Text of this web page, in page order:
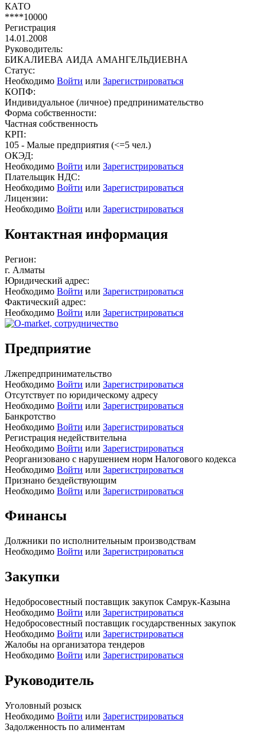
КАТО
****10000
Регистрация
14.01.2008
Руководитель:
БИКАЛИЕВА АИДА АМАНГЕЛЬДИЕВНА
Статус:
Необходимо Войти или Зарегистрироваться
КОПФ:
Индивидуальное (личное) предпринимательство
Форма собственности:
Частная собственность
КРП:
105 - Малые предприятия (<=5 чел.)
ОКЭД:
Необходимо Войти или Зарегистрироваться
Плательщик НДС:
Необходимо Войти или Зарегистрироваться
Лицензии:
Необходимо Войти или Зарегистрироваться
Контактная информация
Регион:
г. Алматы
Юридический адрес:
Необходимо Войти или Зарегистрироваться
Фактический адрес:
Необходимо Войти или Зарегистрироваться
Предприятие
Лжепредпринимательство
Необходимо Войти или Зарегистрироваться
Отсутствует по юридическому адресу
Необходимо Войти или Зарегистрироваться
Банкротство
Необходимо Войти или Зарегистрироваться
Регистрация недействительна
Необходимо Войти или Зарегистрироваться
Реорганизовано с нарушением норм Налогового кодекса
Необходимо Войти или Зарегистрироваться
Признано бездействующим
Необходимо Войти или Зарегистрироваться
Финансы
Должники по исполнительным производствам
Необходимо Войти или Зарегистрироваться
Закупки
Недобросовестный поставщик закупок Самрук-Казына
Необходимо Войти или Зарегистрироваться
Недобросовестный поставщик государственных закупок
Необходимо Войти или Зарегистрироваться
Жалобы на организатора тендеров
Необходимо Войти или Зарегистрироваться
Руководитель
Уголовный розыск
Необходимо Войти или Зарегистрироваться
Задолженность по алиментам